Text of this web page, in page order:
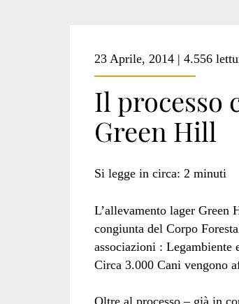
della
Repubblica
di
23 Aprile, 2014 | 4.556
Il processo
Green Hill
Si legge in circa: 2 minuti
L’allevamento lager Green
congiunta del Corpo
associazioni : Legambiente
Circa 3.000 Cani vengono
Oltre al processo – già in